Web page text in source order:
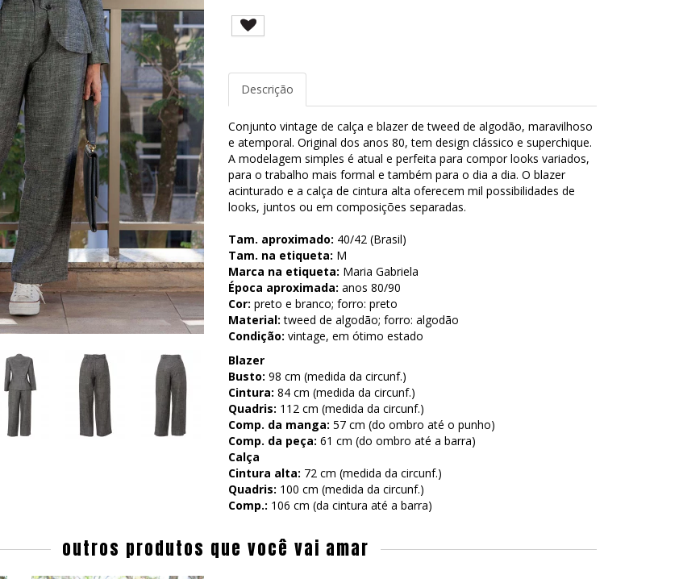
Descrição
Conjunto vintage de calça e blazer de tweed de algodão, maravilhoso
e atemporal. Original dos anos 80, tem design clássico e superchique.
A modelagem simples é atual e perfeita para compor looks variados,
para o trabalho mais formal e também para o dia a dia. O blazer
acinturado e a calça de cintura alta oferecem mil possibilidades de
looks, juntos ou em composições separadas.
Tam. aproximado: 40/42 (Brasil)
Tam. na etiqueta: M
Marca na etiqueta: Maria Gabriela
Época aproximada: anos 80/90
Cor: preto e branco; forro: preto
Material: tweed de algodão; forro: algodão
Condição: vintage, em ótimo estado
Blazer
Busto: 98 cm (medida da circunf.)
Cintura: 84 cm (medida da circunf.)
Quadris: 112 cm (medida da circunf.)
Comp. da manga: 57 cm (do ombro até o punho)
Comp. da peça: 61 cm (do ombro até a barra)
Calça
Cintura alta: 72 cm (medida da circunf.)
Quadris: 100 cm (medida da circunf.)
Comp.: 106 cm (da cintura até a barra)
outros produtos que você vai amar